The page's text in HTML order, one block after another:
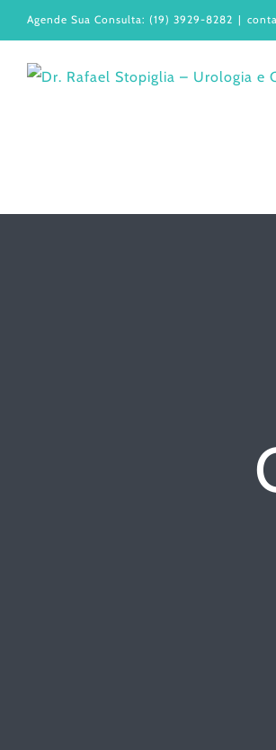
para
Agende Sua Consulta: (19) 3929-8282 |